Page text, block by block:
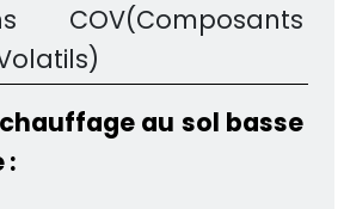
COV(Composants
au sol basse
: